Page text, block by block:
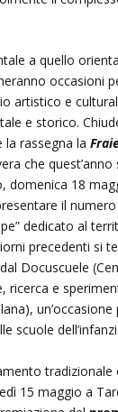
a quello
occasioni
artistico e
e storico.
la rassegna la
che
domenica 18
il
dedicato al
precedenti si
Docuscuele
ricerca e
scuole
tradizionale
15 maggio a